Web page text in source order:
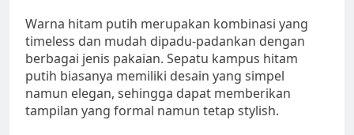
Warna hitam putih merupakan kombinasi yang
timeless dan mudah dipadu-padankan dengan
berbagai jenis pakaian. Sepatu kampus hitam
putih biasanya memiliki desain yang simpel
namun elegan, sehingga dapat memberikan
tampilan yang formal namun tetap stylish.